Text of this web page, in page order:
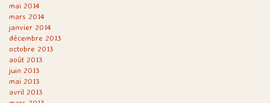
mai 2014
mars 2014
janvier 2014
décembre 2013
octobre 2013
août 2013
juin 2013
mai 2013
avril 2013